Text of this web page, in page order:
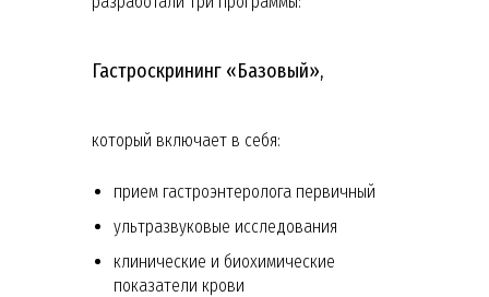
Гастроскрининг «Базовый»,
который включает в себя:
прием гастроэнтеролога первичный
ультразвуковые исследования
клинические и биохимические
показатели крови